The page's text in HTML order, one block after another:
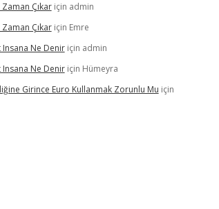
Çıkariçin admin
Çıkariçin Emre
Insana Ne Deniriçin admin
Insana Ne Deniriçin Hümeyra
Girince Euro Kullanmak Zorunlu Mu için